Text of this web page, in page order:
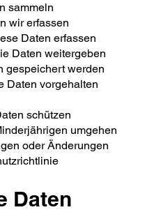
sammeln
wir erfassen
Daten erfassen
Daten weitergeben
gespeichert werden
Daten vorgehalten
schützen
umgehen
oder Änderungen
Daten